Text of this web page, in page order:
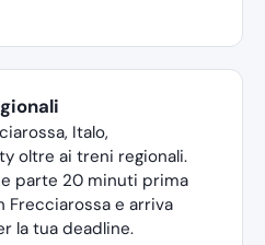
Italo,
oltre ai treni regionali.
parte 20 minuti prima
Frecciarossa e arriva
la tua deadline.